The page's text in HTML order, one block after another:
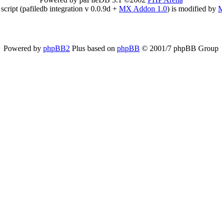
(pafiledb integration v 0.0.9d + MX Addon 1.0) is modified by
Powered by phpBB2 Plus based on phpBB © 2001/7 phpBB Group